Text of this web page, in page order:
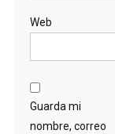
Web
Guarda mi
nombre, correo